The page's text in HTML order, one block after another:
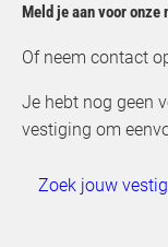
Meld je aan voor
Of neem contact
Je hebt nog geen
vestiging om
Zoek jouw